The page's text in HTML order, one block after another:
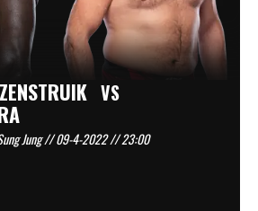
VS
Jung // 09-4-2022 // 23:00